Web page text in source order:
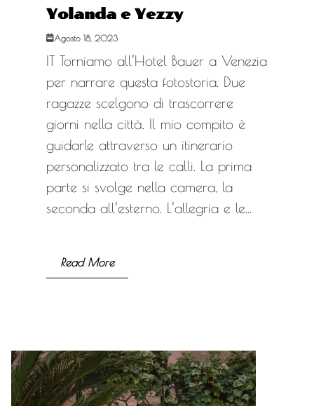
Yolanda e Yezzy
Agosto 18, 2023
IT Torniamo all’Hotel Bauer a Venezia
per narrare questa fotostoria. Due
ragazze scelgono di trascorrere
giorni nella città. Il mio compito è
guidarle attraverso un itinerario
personalizzato tra le calli. La prima
parte si svolge nella camera, la
seconda all’esterno. L’allegria e le...
Read More